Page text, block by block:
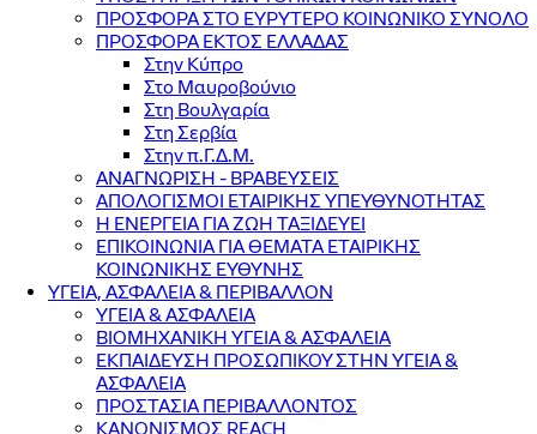
ΠΡΟΣΦΟΡΑ ΣΤΟ ΕΥΡΥΤΕΡΟ ΚΟΙΝΩΝΙΚΟ ΣΥΝΟΛΟ
ΠΡΟΣΦΟΡΑ ΕΚΤΟΣ ΕΛΛΑΔΑΣ
Στην Κύπρο
Στο Μαυροβούνιο
Στη Βουλγαρία
Στη Σερβία
Στην π.Γ.Δ.Μ.
ΑΝΑΓΝΩΡΙΣΗ - ΒΡΑΒΕΥΣΕΙΣ
ΑΠΟΛΟΓΙΣΜΟΙ ΕΤΑΙΡΙΚΗΣ ΥΠΕΥΘΥΝΟΤΗΤΑΣ
Η ΕΝΕΡΓΕΙΑ ΓΙΑ ΖΩΗ ΤΑΞΙΔΕΥΕΙ
ΕΠΙΚΟΙΝΩΝΙΑ ΓΙΑ ΘΕΜΑΤΑ ΕΤΑΙΡΙΚΗΣ
ΚΟΙΝΩΝΙΚΗΣ ΕΥΘΥΝΗΣ
ΥΓΕΙΑ, ΑΣΦΑΛΕΙΑ & ΠΕΡΙΒΑΛΛΟΝ
ΥΓΕΙΑ & ΑΣΦΑΛΕΙΑ
ΒΙΟΜΗΧΑΝΙΚΗ ΥΓΕΙΑ & ΑΣΦΑΛΕΙΑ
ΕΚΠΑΙΔΕΥΣΗ ΠΡΟΣΩΠΙΚΟΥ ΣΤΗΝ ΥΓΕΙΑ &
ΑΣΦΑΛΕΙΑ
ΠΡΟΣΤΑΣΙΑ ΠΕΡΙΒΑΛΛΟΝΤΟΣ
ΚΑΝΟΝΙΣΜΟΣ REACH